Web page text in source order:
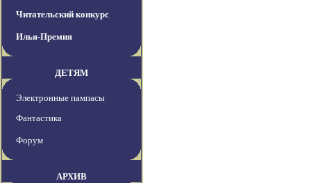
Читательский конкурс
Илья-Премия
ДЕТЯМ
Электронные пампасы
Фантастика
Форум
АРХИВ